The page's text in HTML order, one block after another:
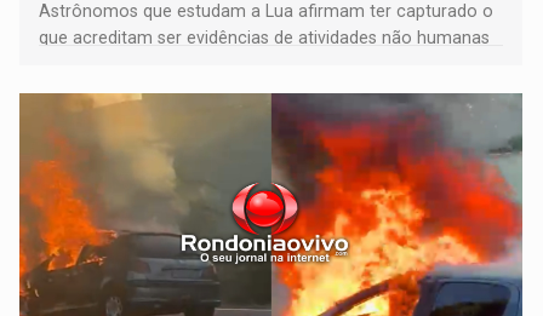
Astrônomos que estudam a Lua afirmam ter capturado o
que acreditam ser evidências de atividades não humanas
órbita